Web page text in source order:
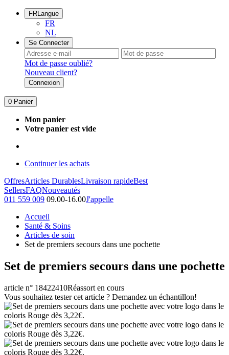
FRLangue
FR
NL
Se Connecter
Mot de passe oublié?
Nouveau client?
Connexion
0 Panier
Mon panier
Votre panier est vide
Continuer les achats
OffresArticles DurablesLivraison rapideBest
SellersFAQNouveautés
011 559 009 09.00-16.00J'appelle
Accueil
Santé & Soins
Articles de soin
Set de premiers secours dans une pochette
Set de premiers secours dans une pochette
article n° 18422410Réassort en cours
Vous souhaitez tester cet article ? Demandez un échantillon!